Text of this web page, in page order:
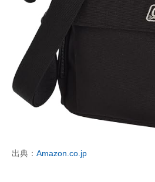
出典： Amazon.co.jp